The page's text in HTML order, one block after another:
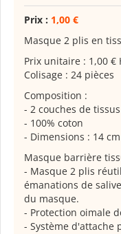
Prix : 1,00 €
Masque 2 plis en
Prix unitaire : 1,00 €
Colisage : 24 pièces
Composition :
- 2 couches de tissus
- 100% coton
- Dimensions : 14
Masque barrière
- Masque 2 plis
émanations de
du masque.
- Protection oimale
- Système d'attache